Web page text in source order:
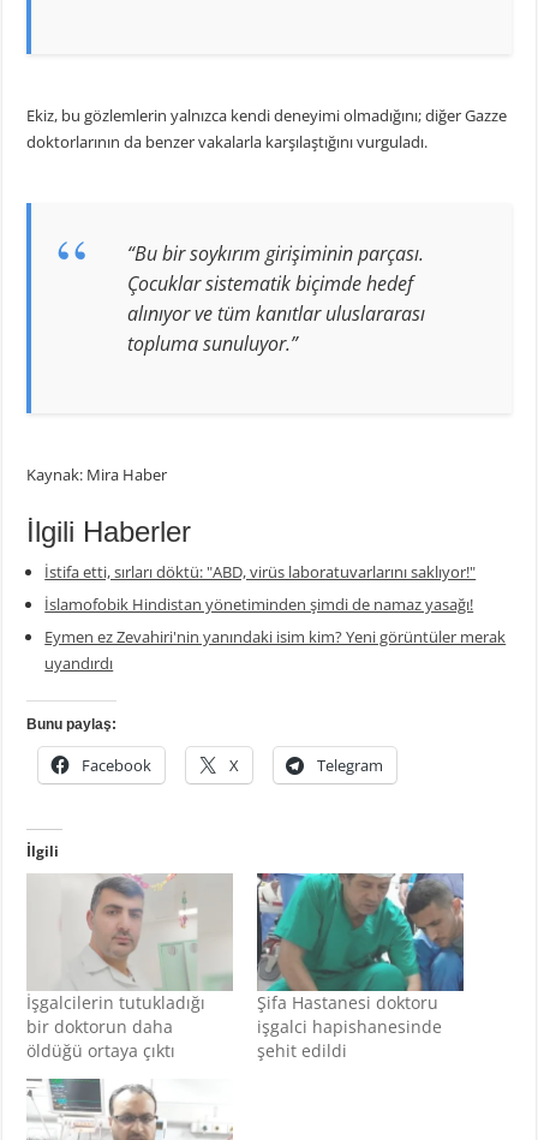
Ekiz, bu gözlemlerin yalnızca kendi deneyimi olmadığını; diğer Gazze
doktorlarının da benzer vakalarla karşılaştığını vurguladı.
“Bu bir soykırım girişiminin parçası.
Çocuklar sistematik biçimde hedef
alınıyor ve tüm kanıtlar uluslararası
topluma sunuluyor.”
Kaynak: Mira Haber
İlgili Haberler
İstifa etti, sırları döktü: "ABD, virüs laboratuvarlarını saklıyor!"
İslamofobik Hindistan yönetiminden şimdi de namaz yasağı!
Eymen ez Zevahiri'nin yanındaki isim kim? Yeni görüntüler merak
uyandırdı
Bunu paylaş:
Facebook X Telegram
İlgili
İşgalcilerin tutukladığı
bir doktorun daha
öldüğü ortaya çıktı
Şifa Hastanesi doktoru
işgalci hapishanesinde
şehit edildi